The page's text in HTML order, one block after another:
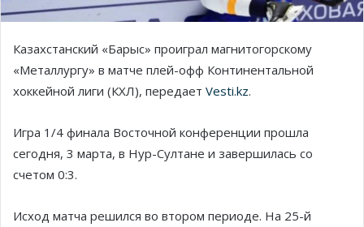
Казахстанский «Барыс» проиграл магнитогорскому
«Металлургу» в матче плей-офф Континентальной
хоккейной лиги (КХЛ), передает Vesti.kz.
Игра 1/4 финала Восточной конференции прошла
сегодня, 3 марта, в Нур-Султане и завершилась со
счетом 0:3.
Исход матча решился во втором периоде. На 25-й